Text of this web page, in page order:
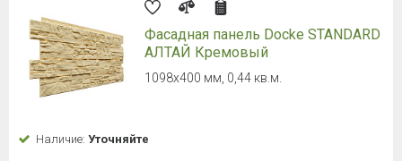
Фасадная панель Docke STANDARD
АЛТАЙ Кремовый
1098х400 мм, 0,44 кв.м.
Наличие: Уточняйте